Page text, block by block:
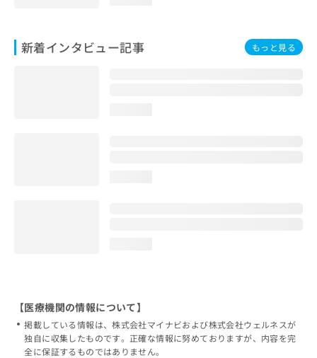
新着インタビュー記事 もっと見る
【医療機関の情報について】
掲載している情報は、株式会社マイナビおよび株式会社ウェルネスが
独自に収集したものです。正確な情報に努めておりますが、内容を完
全に保証するものではありません。